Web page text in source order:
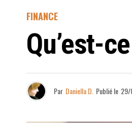
FINANCE
Qu’est-
Par Daniella D. Publié le 29/